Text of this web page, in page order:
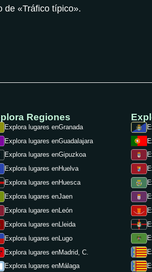
de «Tráfico típico».
Regiones
Explora lugares enGranada
Explora lugares enGuadalajara
Explora lugares enGipuzkoa
Explora lugares enHuelva
Explora lugares enHuesca
Explora lugares enJaen
Explora lugares en León
Explora lugares en Lleida
Explora lugares enLugo
Explora lugares enMadrid, C.
Explora lugares enMálaga